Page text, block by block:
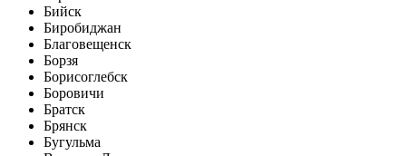
Бийск
Биробиджан
Благовещенск
Борзя
Борисоглебск
Боровичи
Братск
Брянск
Бугульма